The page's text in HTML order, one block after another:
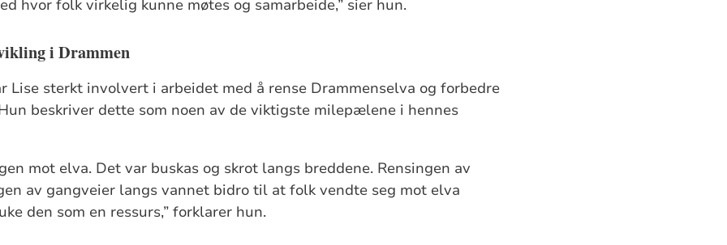
hvor folk virkelig kunne møtes og samarbeide,” sier hun.
i Drammen
Lise sterkt involvert i arbeidet med å rense Drammenselva og forbedre
beskriver dette som noen av de viktigste milepælene i hennes
mot elva. Det var buskas og skrot langs breddene. Rensingen av
av gangveier langs vannet bidro til at folk vendte seg mot elva
den som en ressurs,” forklarer hun.